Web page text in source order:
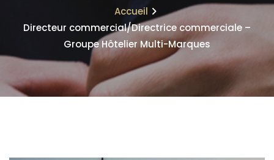
Accueil
Directeur commercial/Directrice commerciale –
Groupe Hôtelier Multi-Marques